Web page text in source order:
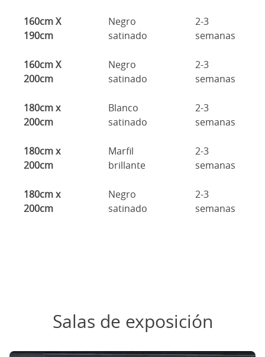
160cm X
190cm
Negro
satinado
2-3
semanas
160cm X
200cm
Negro
satinado
2-3
semanas
180cm x
200cm
Blanco
satinado
2-3
semanas
180cm x
200cm
Marfil
brillante
2-3
semanas
180cm x
200cm
Negro
satinado
2-3
semanas
Salas de exposición